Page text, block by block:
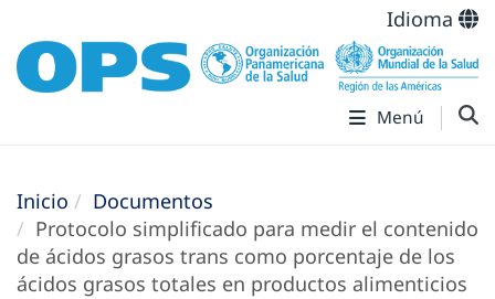
Idioma
Menú
Inicio
Documentos
Protocolo simplificado para medir el contenido
de ácidos grasos trans como porcentaje de los
ácidos grasos totales en productos alimenticios